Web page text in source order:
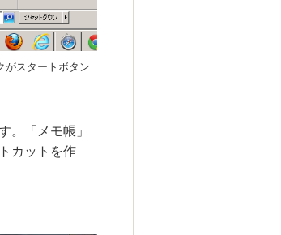
がスタートボタン
。「メモ帳」
カットを作